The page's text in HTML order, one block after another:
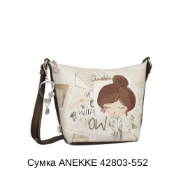
Сумка ANEKKE 42803-552